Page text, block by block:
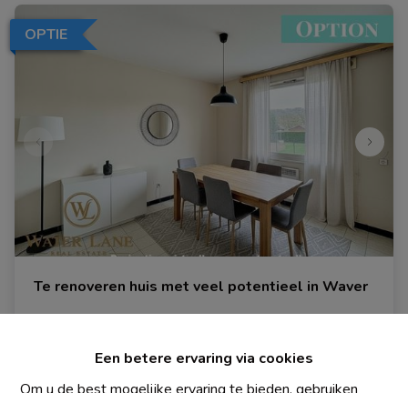
Een betere ervaring via cookies
Om u de best mogelijke ervaring te bieden, gebruiken
OPTIE
Te renoveren huis met veel potentieel in Waver
€ 249.000